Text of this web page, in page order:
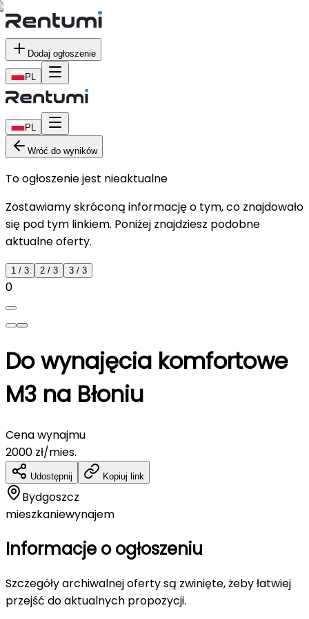
Dodaj ogłoszenie
PL
PL
Wróć do wyników
To ogłoszenie jest nieaktualne
Zostawiamy skróconą informację o tym, co znajdowało
się pod tym linkiem. Poniżej znajdziesz podobne
aktualne oferty.
1 / 3 2 / 3 3 / 3
0
Do wynajęcia komfortowe
M3 na Błoniu
Cena wynajmu
2000 zł/mies.
Udostępnij Kopiuj link
Bydgoszcz
mieszkaniewynajem
Informacje o ogłoszeniu
Szczegóły archiwalnej oferty są zwinięte, żeby łatwiej
przejść do aktualnych propozycji.